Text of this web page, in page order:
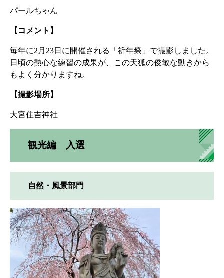
パールちゃん
【コメント】
毎年に2月23日に開催される「祈年祭」で撮影しました。
日頃の熱心な練習の成果が、この天狐の俊敏な動きから
もよく分かりますね​。
【撮影場所】
大宮住吉神社
観光編 入選
自然・風景部門